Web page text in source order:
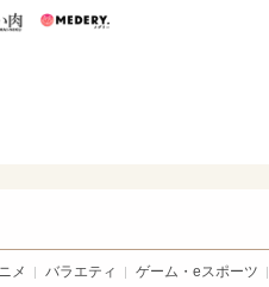
ン うまい肉
メ バラエティ ゲーム・eスポーツ